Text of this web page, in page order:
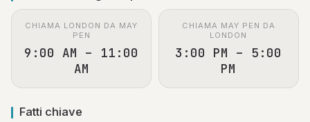
CHIAMA LONDON DA MAY
PEN
9:00 AM – 11:00
AM
CHIAMA MAY PEN DA
LONDON
3:00 PM – 5:00
PM
Fatti chiave